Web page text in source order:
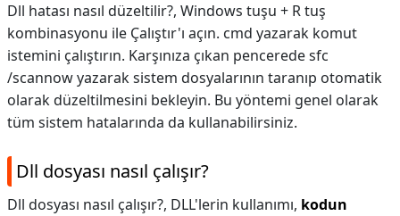
Dll hatası nasıl düzeltilir?, Windows tuşu + R tuş
kombinasyonu ile Çalıştır'ı açın. cmd yazarak komut
istemini çalıştırın. Karşınıza çıkan pencerede sfc
/scannow yazarak sistem dosyalarının taranıp otomatik
olarak düzeltilmesini bekleyin. Bu yöntemi genel olarak
tüm sistem hatalarında da kullanabilirsiniz.
Dll dosyası nasıl çalışır?
Dll dosyası nasıl çalışır?, DLL'lerin kullanımı, kodun